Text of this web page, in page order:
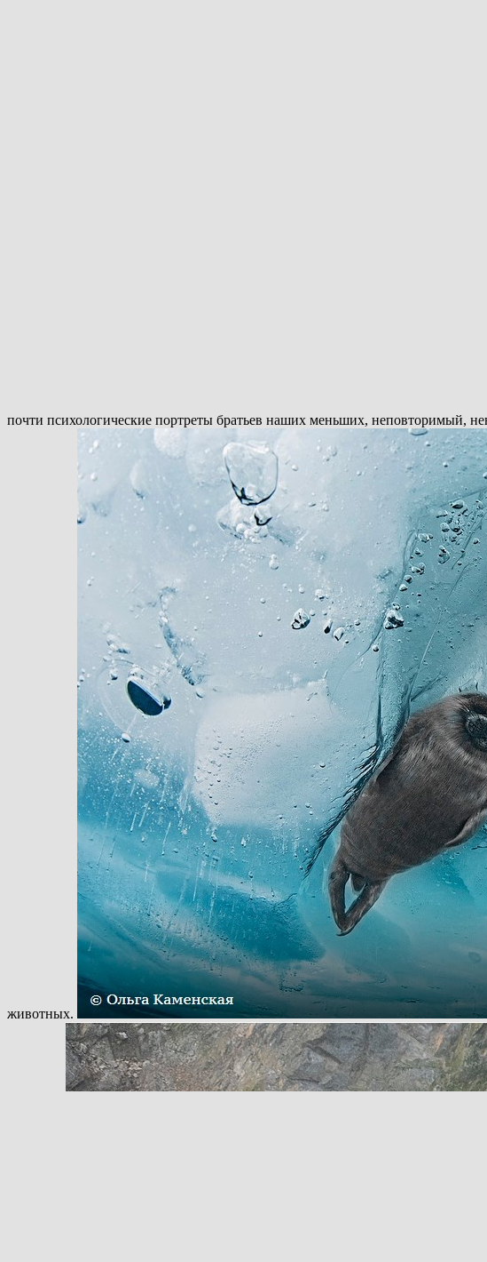
почти психологические портреты братьев наших меньших, неповторимый,
животных.